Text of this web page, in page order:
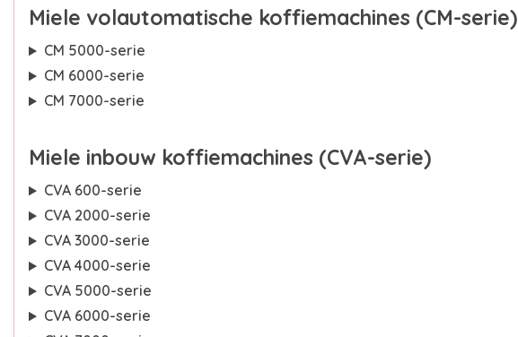
Miele volautomatische koffiemachines (CM-serie)
CM 5000-serie
CM 6000-serie
CM 7000-serie
Miele inbouw koffiemachines (CVA-serie)
CVA 600-serie
CVA 2000-serie
CVA 3000-serie
CVA 4000-serie
CVA 5000-serie
CVA 6000-serie